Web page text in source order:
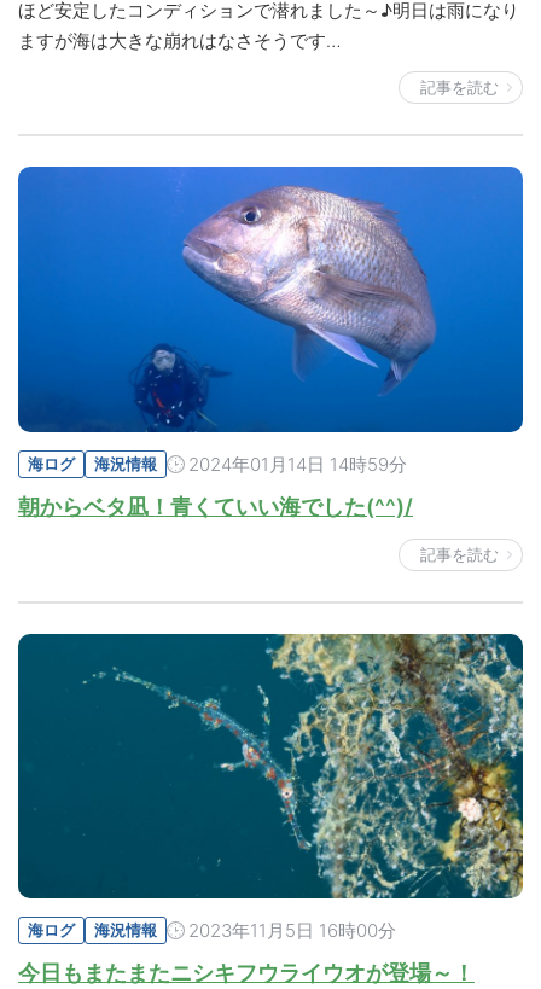
ほど安定したコンディションで潜れました～♪明日は雨になり
ますが海は大きな崩れはなさそうです…
記事を読む
海ログ 海況情報 2024年01月14日 14時59分
朝からベタ凪！青くていい海でした(^^)/
記事を読む
海ログ 海況情報 2023年11月5日 16時00分
今日もまたまたニシキフウライウオが登場～！